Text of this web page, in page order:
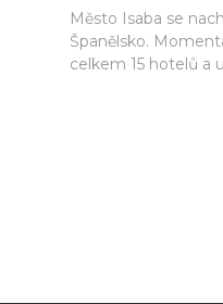
Město Isaba se
Španělsko.
celkem 15 hotelů a